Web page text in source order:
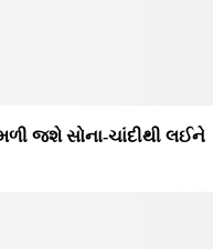
જશે સોના-ચાંદીથી લઈને